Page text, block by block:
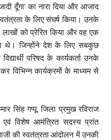
दूँगा’ का नारा दिया और आजाद
के लिए संघर्ष किया। उनके
लाखों को प्रेरित किया और वह एक
थे। जिन्होंने देश के लिए सबकुछ
परिषद के कार्यकर्ता उनके
कार्यक्रमों के माध्यम से
सिंह गप्पू, जिला प्रमुख रविराज
एवं विशेष आमंत्रित सदस्य प्रांत
की स्वतंत्रता आंदोलन में उनकी